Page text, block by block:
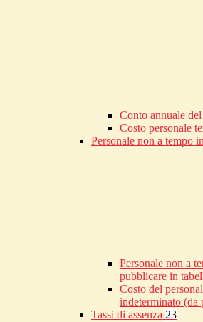
Conto annuale
Costo personale
Personale non a tempo
Personale non a
pubblicare in
Costo del
indeterminato (da
Tassi di assenza 23